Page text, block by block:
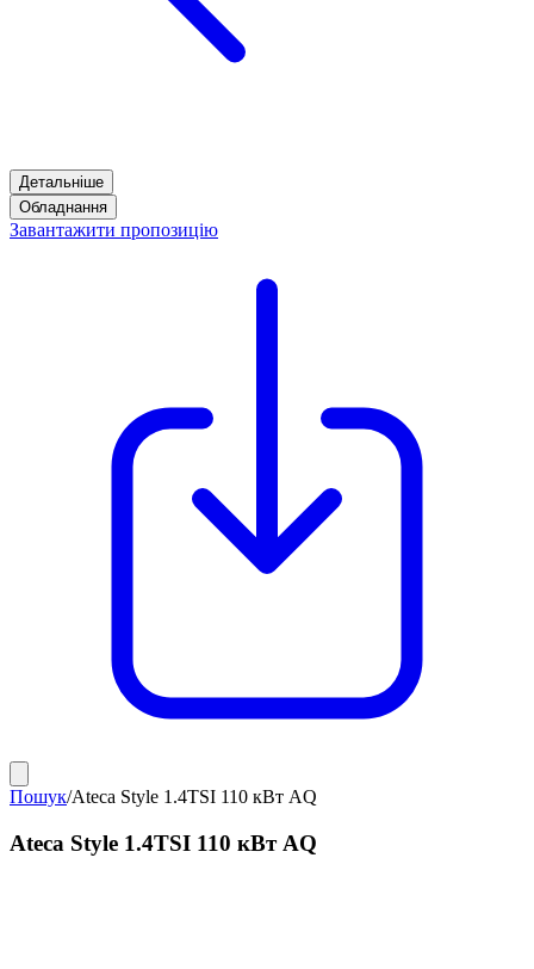
Детальніше
Обладнання
Завантажити пропозицію
Пошук/Ateca Style 1.4TSI 110 кВт AQ
Ateca Style 1.4TSI 110 кВт AQ